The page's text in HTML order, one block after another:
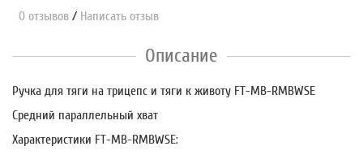
0 отзывов / Написать отзыв
Описание
Ручка для тяги на трицепс и тяги к животу FT-MB-RMBWSE
Средний параллельный хват
Характеристики FT-MB-RMBWSE: